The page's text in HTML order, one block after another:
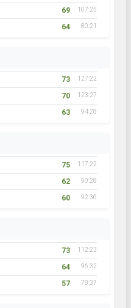
69 107:25
64 80:21
73 127:22
70 123:27
63 94:28
75 117:22
62 90:28
60 92:36
73 112:23
64 96:32
57 78:37